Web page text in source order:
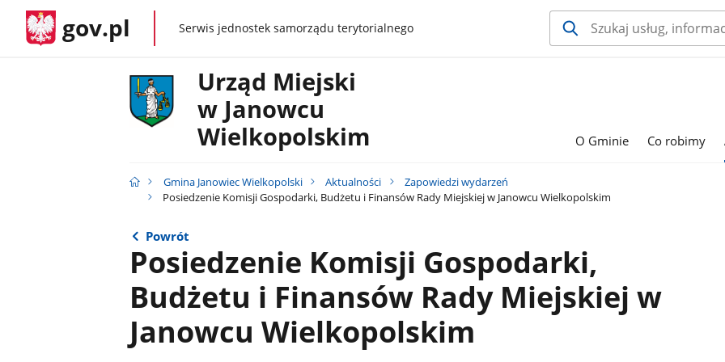
gov.pl gov.plSerwis jednostek samorządu terytorialnego
Urząd Miejski
w Janowcu
Wielkopolskim
O Gminie Co robimy
Gmina Janowiec Wielkopolski Aktualności
Zapowiedzi wydarzeń
Posiedzenie Komisji Gospodarki, Budżetu i Finansów Rady Miejskiej w Janowcu Wielkopolskim
Powrót
Posiedzenie Komisji Gospodarki,
Budżetu i Finansów Rady Miejskiej w
Janowcu Wielkopolskim